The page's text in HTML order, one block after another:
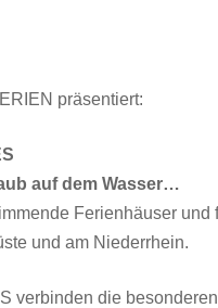
präsentiert:
auf dem Wasser…
Ferienhäuser
und am Niederrhein.
verbinden die